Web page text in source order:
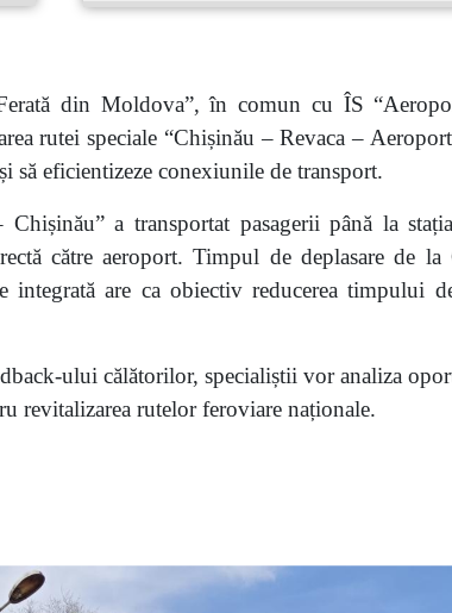
din Moldova”, în comun cu ÎS
rutei speciale “Chișinău – Revaca –
să eficientizeze conexiunile de transport.
a transportat pasagerii până la
către aeroport. Timpul de deplasare de
are ca obiectiv reducerea timpului
ului călătorilor, specialiștii vor analiza
revitalizarea rutelor feroviare naționale.